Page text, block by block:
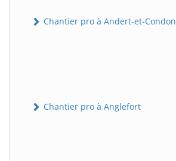
Chantier pro à Andert-et-Condon
Chantier pro à Anglefort